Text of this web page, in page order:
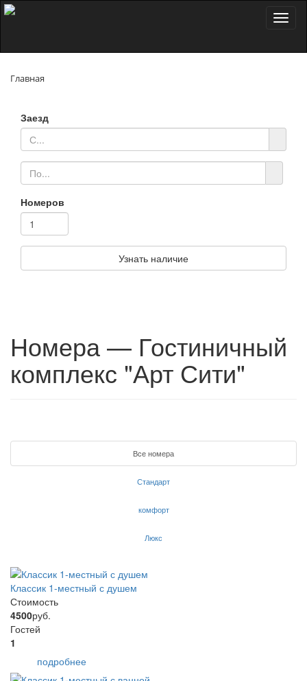
Главная
Заезд
Номеров
Узнать наличие
Номера — Гостиничный
комплекс "Арт Сити"
Вcе номера
Стандарт
комфорт
Люкс
Классик 1-местный с душем
Стоимость
4500руб.
Гостей
1
подробнее